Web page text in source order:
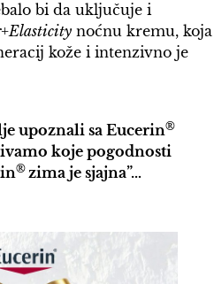
bi da uključuje i
noćnu kremu, koja
kože i intenzivno je
upoznali sa Eucerin®
koje pogodnosti
® zima je sjajna”…